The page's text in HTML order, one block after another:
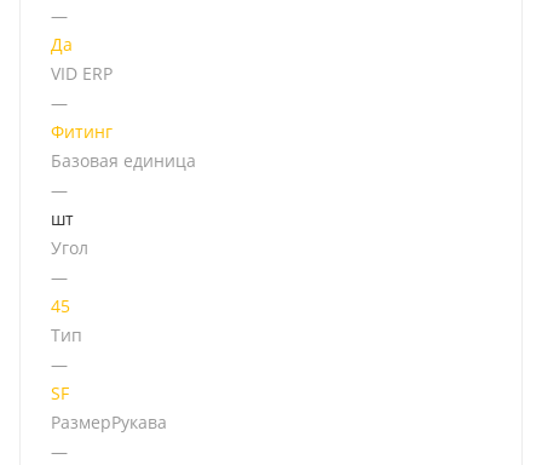
—
Да
VID ERP
—
Фитинг
Базовая единица
—
шт
Угол
—
45
Тип
—
SF
РазмерРукава
—